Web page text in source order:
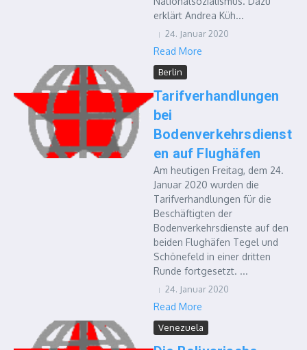
erklärt Andrea Küh...
24. Januar 2020
Read More
Berlin
Tarifverhandlungen
bei
Bodenverkehrsdienst
en auf Flughäfen
Am heutigen Freitag, dem 24.
Januar 2020 wurden die
Tarifverhandlungen für die
Beschäftigten der
Bodenverkehrsdienste auf den
beiden Flughäfen Tegel und
Schönefeld in einer dritten
Runde fortgesetzt. ...
24. Januar 2020
Read More
Venezuela